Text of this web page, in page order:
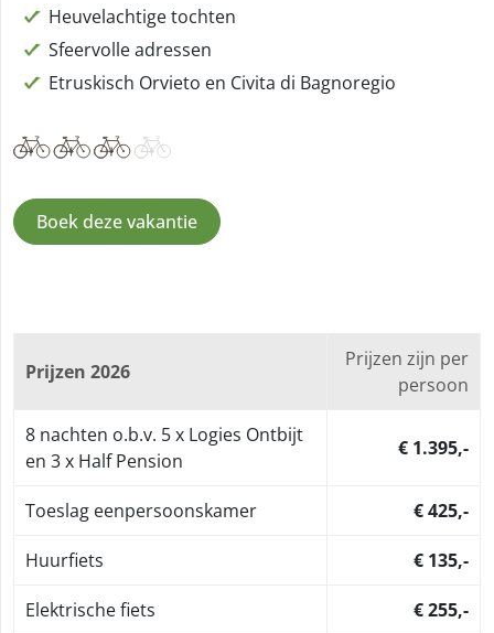
Heuvelachtige tochten
Sfeervolle adressen
Etruskisch Orvieto en Civita di Bagnoregio
Boek deze vakantie
Prijzen 2026
Prijzen zijn per
persoon
8 nachten o.b.v. 5 x Logies Ontbijt
en 3 x Half Pension
€ 1.395,-
Toeslag eenpersoonskamer € 425,-
Huurfiets € 135,-
Elektrische fiets € 255,-